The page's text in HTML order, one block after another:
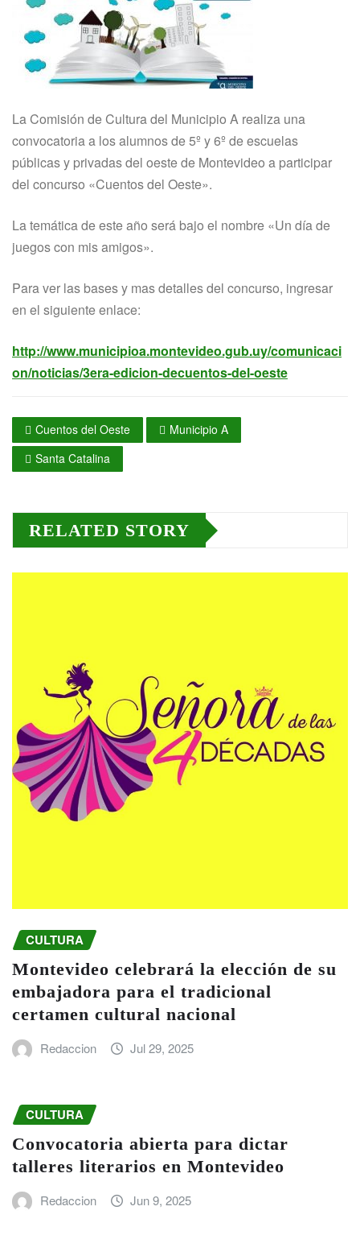
La Comisión de Cultura del Municipio A realiza una
convocatoria a los alumnos de 5º y 6º de escuelas
públicas y privadas del oeste de Montevideo a participar
del concurso «Cuentos del Oeste».
La temática de este año será bajo el nombre «Un día de
juegos con mis amigos».
Para ver las bases y mas detalles del concurso, ingresar
en el siguiente enlace:
http://www.municipioa.montevideo.gub.uy/comunicaci
on/noticias/3era-edicion-decuentos-del-oeste
Cuentos del Oeste
Municipio A
Santa Catalina
RELATED STORY
CULTURA
Montevideo celebrará la elección de su
embajadora para el tradicional
certamen cultural nacional
Redaccion Jul 29, 2025
CULTURA
Convocatoria abierta para dictar
talleres literarios en Montevideo
Redaccion Jun 9, 2025